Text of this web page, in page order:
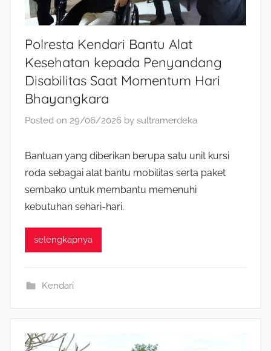
Polresta Kendari Bantu Alat
Kesehatan kepada Penyandang
Disabilitas Saat Momentum Hari
Bhayangkara
Posted on 29/06/2026 by sultramerdeka
Bantuan yang diberikan berupa satu unit kursi
roda sebagai alat bantu mobilitas serta paket
sembako untuk membantu memenuhi
kebutuhan sehari-hari.
selengkapnya
Kendari